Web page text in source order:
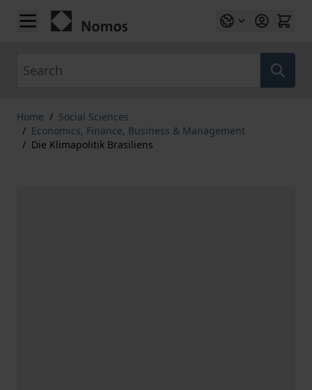
Skip to Content
Home / Social Sciences
/ Economics, Finance, Business & Management
/ Die Klimapolitik Brasiliens